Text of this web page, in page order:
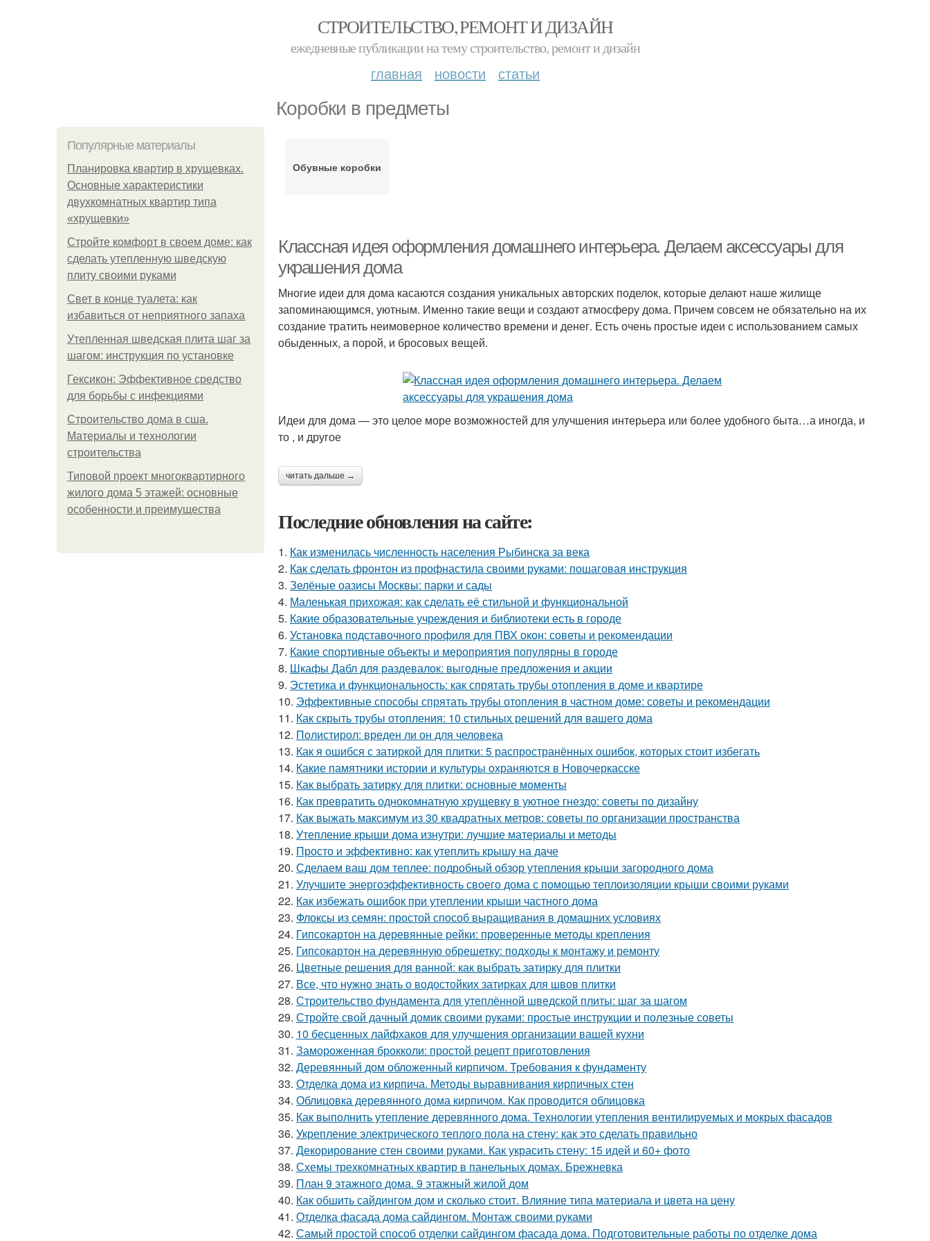
СТРОИТЕЛЬСТВО, РЕМОНТ И ДИЗАЙН
ежедневные публикации на тему строительство, ремонт и дизайн
главная новости статьи
Коробки в предметы
Популярные материалы
Планировка квартир в хрущевках.
Основные характеристики
двухкомнатных квартир типа
«хрущевки»
Стройте комфорт в своем доме: как
сделать утепленную шведскую
плиту своими руками
Свет в конце туалета: как
избавиться от неприятного запаха
Утепленная шведская плита шаг за
шагом: инструкция по установке
Гексикон: Эффективное средство
для борьбы с инфекциями
Строительство дома в сша.
Материалы и технологии
строительства
Типовой проект многоквартирного
жилого дома 5 этажей: основные
особенности и преимущества
Обувные коробки
Классная идея оформления домашнего интерьера. Делаем аксессуары для
украшения дома
Многие идеи для дома касаются создания уникальных авторских поделок, которые делают наше жилище
запоминающимся, уютным. Именно такие вещи и создают атмосферу дома. Причем совсем не обязательно на их
создание тратить неимоверное количество времени и денег. Есть очень простые идеи с использованием самых
обыденных, а порой, и бросовых вещей.
Идеи для дома — это целое море возможностей для улучшения интерьера или более удобного быта…а иногда, и
то , и другое
читать дальше →
Последние обновления на сайте:
1. Как изменилась численность населения Рыбинска за века
2. Как сделать фронтон из профнастила своими руками: пошаговая инструкция
3. Зелёные оазисы Москвы: парки и сады
4. Маленькая прихожая: как сделать её стильной и функциональной
5. Какие образовательные учреждения и библиотеки есть в городе
6. Установка подставочного профиля для ПВХ окон: советы и рекомендации
7. Какие спортивные объекты и мероприятия популярны в городе
8. Шкафы Дабл для раздевалок: выгодные предложения и акции
9. Эстетика и функциональность: как спрятать трубы отопления в доме и квартире
10. Эффективные способы спрятать трубы отопления в частном доме: советы и рекомендации
11. Как скрыть трубы отопления: 10 стильных решений для вашего дома
12. Полистирол: вреден ли он для человека
13. Как я ошибся с затиркой для плитки: 5 распространённых ошибок, которых стоит избегать
14. Какие памятники истории и культуры охраняются в Новочеркасске
15. Как выбрать затирку для плитки: основные моменты
16. Как превратить однокомнатную хрущевку в уютное гнездо: советы по дизайну
17. Как выжать максимум из 30 квадратных метров: советы по организации пространства
18. Утепление крыши дома изнутри: лучшие материалы и методы
19. Просто и эффективно: как утеплить крышу на даче
20. Сделаем ваш дом теплее: подробный обзор утепления крыши загородного дома
21. Улучшите энергоэффективность своего дома с помощью теплоизоляции крыши своими руками
22. Как избежать ошибок при утеплении крыши частного дома
23. Флоксы из семян: простой способ выращивания в домашних условиях
24. Гипсокартон на деревянные рейки: проверенные методы крепления
25. Гипсокартон на деревянную обрешетку: подходы к монтажу и ремонту
26. Цветные решения для ванной: как выбрать затирку для плитки
27. Все, что нужно знать о водостойких затирках для швов плитки
28. Строительство фундамента для утеплённой шведской плиты: шаг за шагом
29. Стройте свой дачный домик своими руками: простые инструкции и полезные советы
30. 10 бесценных лайфхаков для улучшения организации вашей кухни
31. Замороженная брокколи: простой рецепт приготовления
32. Деревянный дом обложенный кирпичом. Требования к фундаменту
33. Отделка дома из кирпича. Методы выравнивания кирпичных стен
34. Облицовка деревянного дома кирпичом. Как проводится облицовка
35. Как выполнить утепление деревянного дома. Технологии утепления вентилируемых и мокрых фасадов
36. Укрепление электрического теплого пола на стену: как это сделать правильно
37. Декорирование стен своими руками. Как украсить стену: 15 идей и 60+ фото
38. Схемы трехкомнатных квартир в панельных домах. Брежневка
39. План 9 этажного дома. 9 этажный жилой дом
40. Как обшить сайдингом дом и сколько стоит. Влияние типа материала и цвета на цену
41. Отделка фасада дома сайдингом. Монтаж своими руками
42. Самый простой способ отделки сайдингом фасада дома. Подготовительные работы по отделке дома